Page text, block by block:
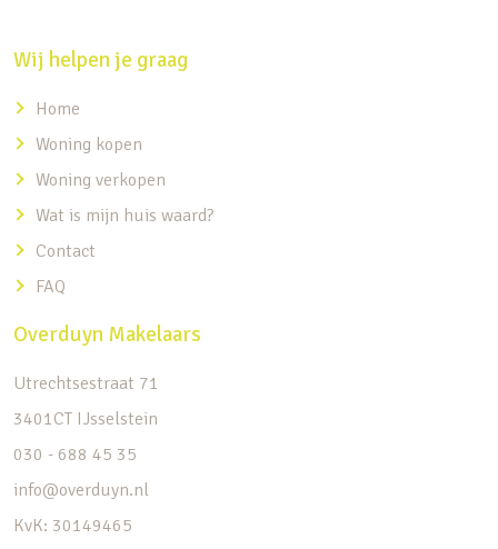
Wij helpen je graag
Home
Woning kopen
Woning verkopen
Wat is mijn huis waard?
Contact
FAQ
Overduyn Makelaars
Utrechtsestraat 71
3401CT IJsselstein
030 - 688 45 35
info@overduyn.nl
KvK: 30149465